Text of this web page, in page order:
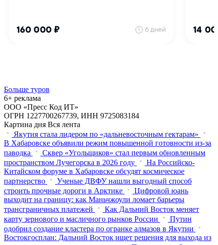
Больше туров
6+ реклама
ООО «Пресс Код ИТ»
ОГРН 1227700267739, ИНН 9725083184
Картина дня Вся лента
Якутия стала лидером по «дальневосточным гектарам»
В Хабаровске объявили режим повышенной готовности из‑за
паводка
Сквер «Угольщиков» стал первым обновленным
пространством Лучегорска в 2026 году
На Российско-
Китайском форуме в Хабаровске обсудят космическое
партнерство
Ученые ДВФУ нашли выгодный способ
строить прочные дороги в Арктике
Цифровой юань
выходит на границу: как Маньчжоули ломает барьеры
трансграничных платежей
Как Дальний Восток меняет
карту зернового и масличного рынков России
Путин
одобрил создание кластера по огранке алмазов в Якутии
Востокгосплан: Дальний Восток ищет решения для выхода из